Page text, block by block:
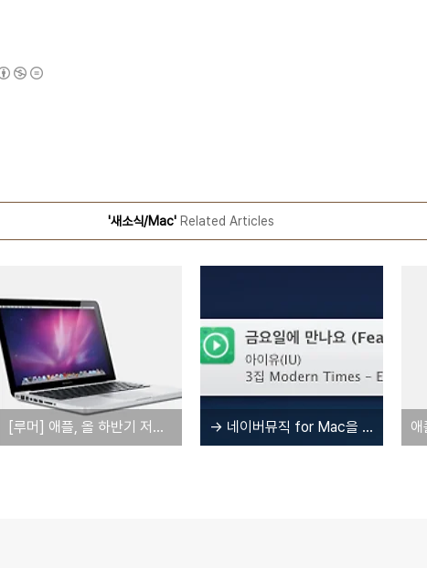
'새소식/Mac' Related Articles
[루머] 애플, 올 하반기 저해상도 맥북프로 13인치 모델 판매중단 → 네이버뮤직 for Mac을 공개합니다.